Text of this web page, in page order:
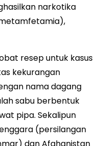
narkotika
resep untuk kasus
kekurangan
nama dagang
sabu berbentuk
pipa. Sekalipun
(persilangan
dan Afghanistan